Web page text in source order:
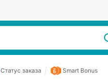
Статус заказа Smart Bonus